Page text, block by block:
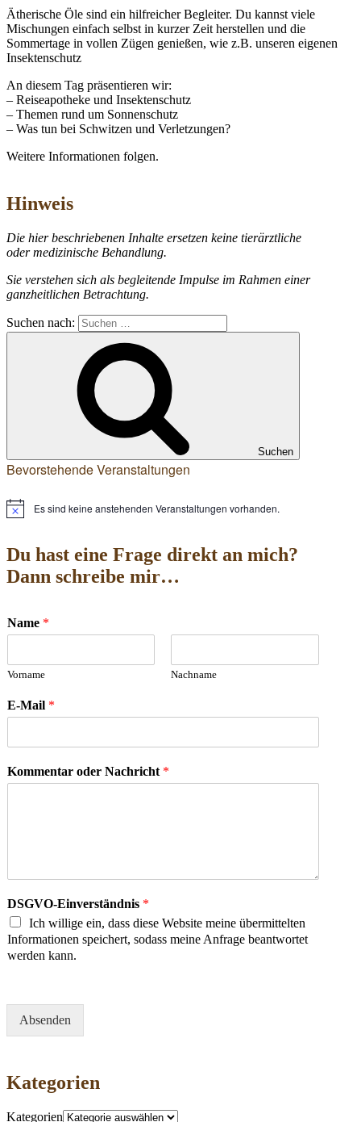
Ätherische Öle sind ein hilfreicher Begleiter. Du kannst viele
Mischungen einfach selbst in kurzer Zeit herstellen und die
Sommertage in vollen Zügen genießen, wie z.B. unseren eigenen
Insektenschutz
An diesem Tag präsentieren wir:
– Reiseapotheke und Insektenschutz
– Themen rund um Sonnenschutz
– Was tun bei Schwitzen und Verletzungen?
Weitere Informationen folgen.
Hinweis
Die hier beschriebenen Inhalte ersetzen keine tierärztliche
oder medizinische Behandlung.
Sie verstehen sich als begleitende Impulse im Rahmen einer
ganzheitlichen Betrachtung.
Suchen nach:
Suchen
Bevorstehende Veranstaltungen
HinweisEs sind keine anstehenden Veranstaltungen vorhanden.
Du hast eine Frage direkt an mich?
Dann schreibe mir…
Name *
Vorname Nachname
E-Mail *
Kommentar oder Nachricht *
DSGVO-Einverständnis *
Ich willige ein, dass diese Website meine übermittelten
Informationen speichert, sodass meine Anfrage beantwortet
werden kann.
Absenden
Kategorien
Kategorien